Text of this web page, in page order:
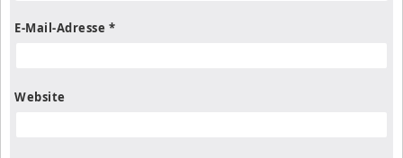
E-Mail-Adresse *
Website